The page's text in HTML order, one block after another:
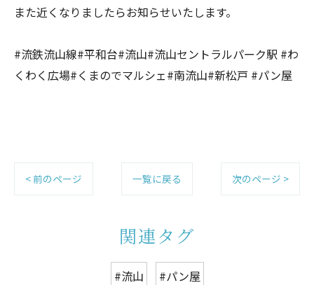
また近くなりましたらお知らせいたします。
#流鉄流山線#平和台#流山#流山セントラルパーク駅 #わ
くわく広場#くまのでマルシェ#南流山#新松戸 #パン屋
< 前のページ 一覧に戻る 次のページ >
関連タグ
#流山 #パン屋